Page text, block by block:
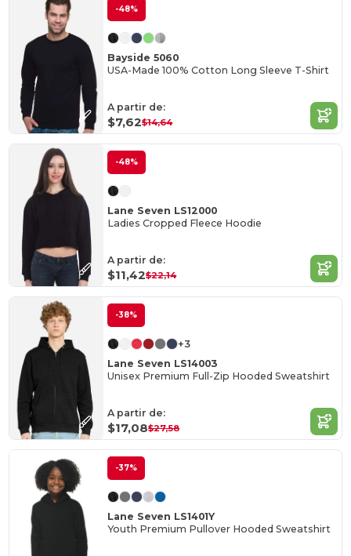
-48%
Bayside 5060
USA-Made 100% Cotton Long Sleeve T-Shirt
A partir de:
$7,62$14,64
-48%
Lane Seven LS12000
Ladies Cropped Fleece Hoodie
A partir de:
$11,42$22,14
-38%
+3
Lane Seven LS14003
Unisex Premium Full-Zip Hooded Sweatshirt
A partir de:
$17,08$27,58
-37%
Lane Seven LS1401Y
Youth Premium Pullover Hooded Sweatshirt